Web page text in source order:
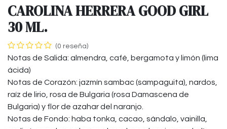
CAROLINA HERRERA GOOD GIRL
30 ML.
(0 reseña)
Notas de Salida: almendra, café, bergamota y limón (lima
ácida)
Notas de Corazón: jazmín sambac (sampaguita), nardos,
raíz de lirio, rosa de Bulgaria (rosa Damascena de
Bulgaria) y flor de azahar del naranjo.
Notas de Fondo: haba tonka, cacao, sándalo, vainilla,